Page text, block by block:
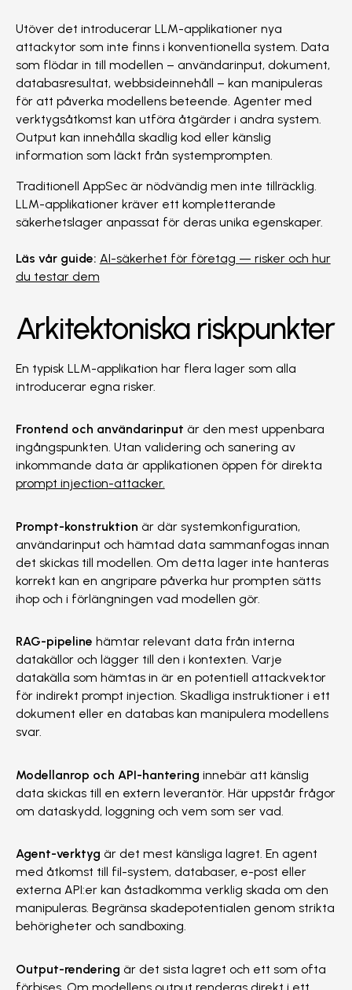
Utöver det introducerar LLM-applikationer nya
attackytor som inte finns i konventionella system. Data
som flödar in till modellen – användarinput, dokument,
databasresultat, webbsideinnehåll – kan manipuleras
för att påverka modellens beteende. Agenter med
verktygsåtkomst kan utföra åtgärder i andra system.
Output kan innehålla skadlig kod eller känslig
information som läckt från systemprompten.
Traditionell AppSec är nödvändig men inte tillräcklig.
LLM-applikationer kräver ett kompletterande
säkerhetslager anpassat för deras unika egenskaper.
Läs vår guide: AI-säkerhet för företag — risker och hur
du testar dem
Arkitektoniska riskpunkter
En typisk LLM-applikation har flera lager som alla
introducerar egna risker.
Frontend och användarinput är den mest uppenbara
ingångspunkten. Utan validering och sanering av
inkommande data är applikationen öppen för direkta
prompt injection-attacker.
Prompt-konstruktion är där systemkonfiguration,
användarinput och hämtad data sammanfogas innan
det skickas till modellen. Om detta lager inte hanteras
korrekt kan en angripare påverka hur prompten sätts
ihop och i förlängningen vad modellen gör.
RAG-pipeline hämtar relevant data från interna
datakällor och lägger till den i kontexten. Varje
datakälla som hämtas in är en potentiell attackvektor
för indirekt prompt injection. Skadliga instruktioner i ett
dokument eller en databas kan manipulera modellens
svar.
Modellanrop och API-hantering innebär att känslig
data skickas till en extern leverantör. Här uppstår frågor
om dataskydd, loggning och vem som ser vad.
Agent-verktyg är det mest känsliga lagret. En agent
med åtkomst till fil-system, databaser, e-post eller
externa API:er kan åstadkomma verklig skada om den
manipuleras. Begränsa skadepotentialen genom strikta
behörigheter och sandboxing.
Output-rendering är det sista lagret och ett som ofta
förbises. Om modellens output renderas direkt i ett